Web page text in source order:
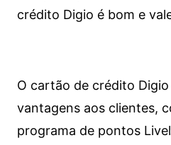
crédito Digio é bom e
O cartão de crédito
vantagens aos clientes,
programa de pontos